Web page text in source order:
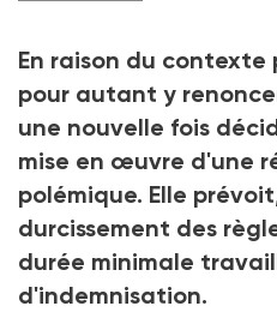
En raison du
pour autant y
une nouvelle fois
mise en œuvre d'une
polémique. Elle
durcissement des
durée minimale
d'indemnisation.